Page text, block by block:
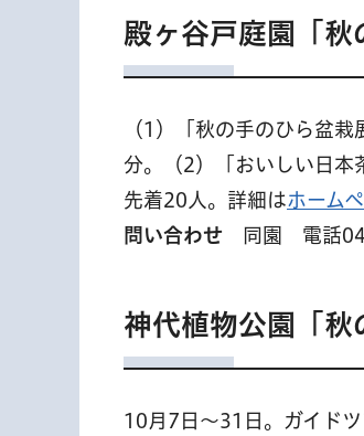
殿ヶ谷戸庭園「秋
（1）「秋の手のひら盆
分。（2）「おいしい日
先着20人。詳細はホーム
問い合わせ 同園 電話
神代植物公園「
10月7日〜31日。ガイド